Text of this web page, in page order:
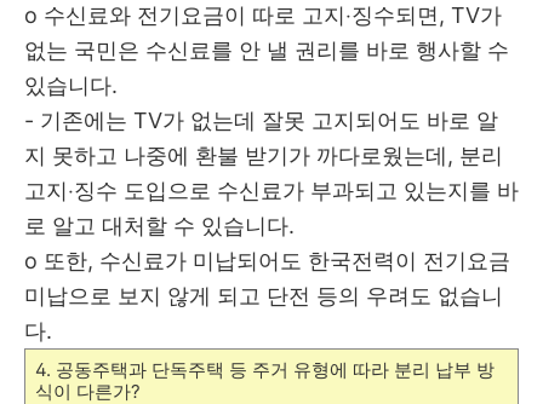
o 수신료와 전기요금이 따로 고지‧징수되면, TV가
없는 국민은 수신료를 안 낼 권리를 바로 행사할 수
있습니다.
- 기존에는 TV가 없는데 잘못 고지되어도 바로 알
지 못하고 나중에 환불 받기가 까다로웠는데, 분리
고지‧징수 도입으로 수신료가 부과되고 있는지를 바
로 알고 대처할 수 있습니다.
o 또한, 수신료가 미납되어도 한국전력이 전기요금
미납으로 보지 않게 되고 단전 등의 우려도 없습니
다.
4. 공동주택과 단독주택 등 주거 유형에 따라 분리 납부 방
식이 다른가?